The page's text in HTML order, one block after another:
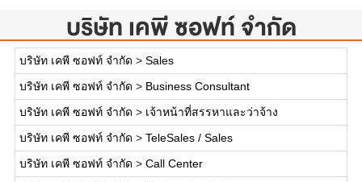
บริษัท เคพี ซอฟท์ จำกัด
บริษัท เคพี ซอฟท์ จำกัด > Sales
บริษัท เคพี ซอฟท์ จำกัด > Business Consultant
บริษัท เคพี ซอฟท์ จำกัด > เจ้าหน้าที่สรรหาและว่าจ้าง
บริษัท เคพี ซอฟท์ จำกัด > TeleSales / Sales
บริษัท เคพี ซอฟท์ จำกัด > Call Center